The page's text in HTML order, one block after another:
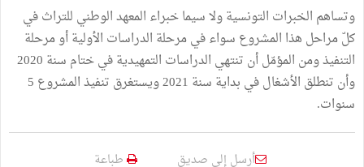
وتساهم الخبرات التونسية ولا سيما خبراء المعهد الوطني للتراث في
كلّ مراحل هذا المشروع سواء في مرحلة الدراسات الأولية أو مرحلة
التنفيذ ومن المؤمّل أن تنتهي الدراسات التمهيدية في ختام سنة 2020
وأن تنطلق الأشغال في بداية سنة 2021 ويستغرق تنفيذ المشروع 5
سنوات.
أرسل إلى صديق طباعة